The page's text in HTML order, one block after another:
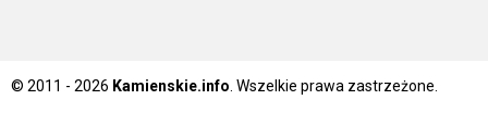
© 2011 - 2026 Kamienskie.info . Wszelkie prawa zastrzeżone.